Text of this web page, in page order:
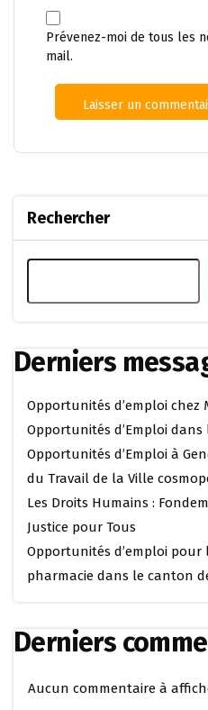
Prévenez-moi de tous les
mail.
Rechercher
Derniers
Opportunités d’emploi chez
Opportunités d’Emploi
Opportunités d’Emploi à
du Travail de la Ville
Les Droits Humains :
Justice pour Tous
Opportunités d’emploi pour
pharmacie dans le canton
Derniers
Aucun commentaire à